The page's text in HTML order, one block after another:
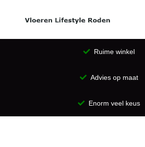
Ruime winkel
Advies op maat
Enorm veel keus